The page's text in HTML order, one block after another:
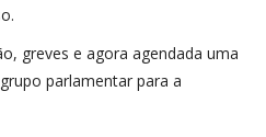
greves e agora agendada uma
parlamentar para a